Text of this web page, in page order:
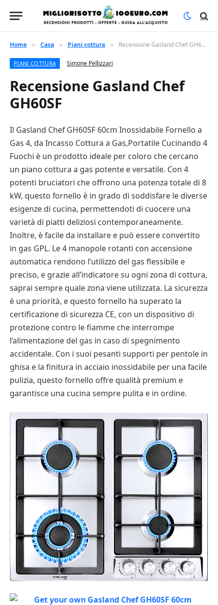
Home » Casa » Piani cottura » Recensione Gasland Chef GH60SF
PIANI COTTURA Simone Pellizzari
Recensione Gasland Chef
GH60SF
Il Gasland Chef GH60SF 60cm Inossidabile Fornello a
Gas 4, da Incasso Cottura a Gas,Portatile Cucinando 4
Fuochi è un prodotto ideale per coloro che cercano
un piano cottura a gas potente e versatile. Con 4
potenti bruciatori che offrono una potenza totale di 8
kW, questo fornello è in grado di soddisfare le diverse
esigenze di cucina, permettendoti di cuocere una
varietà di piatti deliziosi contemporaneamente.
Inoltre, è facile da installare e può essere convertito
in gas GPL. Le 4 manopole rotanti con accensione
automatica rendono l’utilizzo del gas flessibile e
preciso, e grazie all’indicatore su ogni zona di cottura,
saprai sempre quale zona viene utilizzata. La sicurezza
è una priorità, e questo fornello ha superato la
certificazione di sicurezza CE, con un dispositivo di
protezione contro le fiamme che interrompe
l’alimentazione del gas in caso di spegnimento
accidentale. Con i suoi pesanti supporti per pentole in
ghisa e la finitura in acciaio inossidabile per una facile
pulizia, questo fornello offre qualità premium e
garantisce una cucina sempre pulita e in ordine.